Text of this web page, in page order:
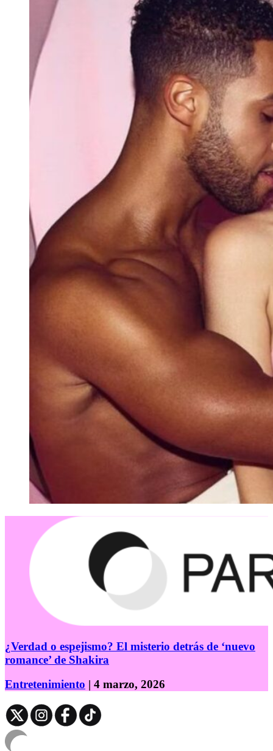
¿Verdad o espejismo? El misterio detrás de ‘nuevo
romance’ de Shakira
Entretenimiento | 4 marzo, 2026